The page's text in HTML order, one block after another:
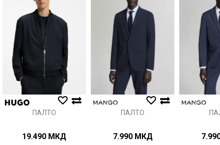
Анти спам заштита - пресметајте колку е 9 - 4 :
ПАЛТО
19.490 МКД
ПАЛТО
7.990 МКД